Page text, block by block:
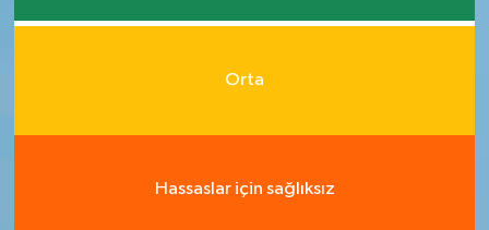
Orta
Hassaslar için sağlıksız